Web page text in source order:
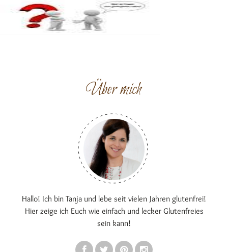
Über mich
Hallo! Ich bin Tanja und lebe seit vielen Jahren glutenfrei!
Hier zeige ich Euch wie einfach und lecker Glutenfreies
sein kann!